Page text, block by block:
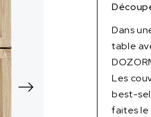
Dans
table
Les
best-
faites le